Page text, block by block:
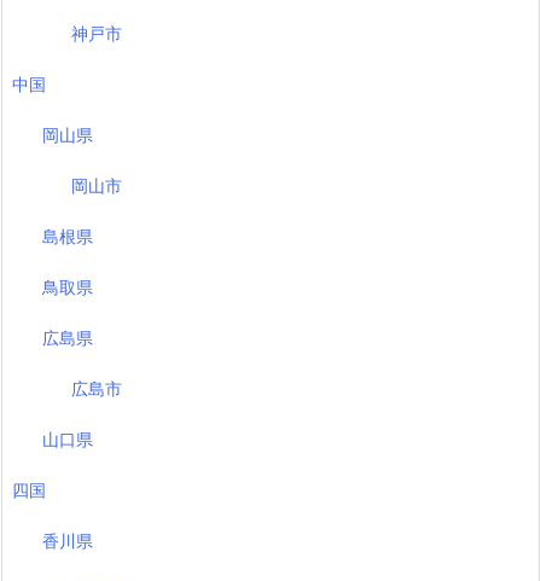
神戸市
中国
岡山県
岡山市
島根県
鳥取県
広島県
広島市
山口県
四国
香川県